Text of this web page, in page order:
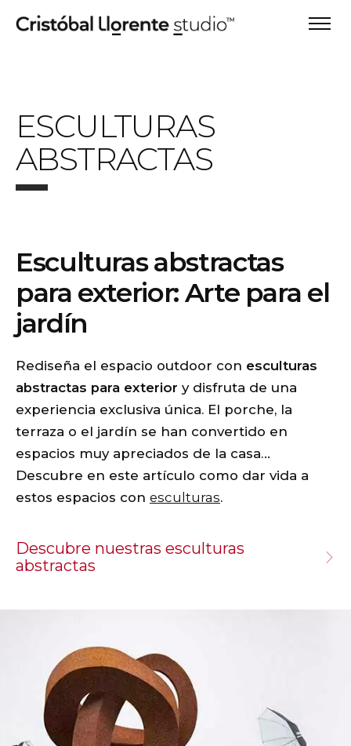
ESCULTURAS
ABSTRACTAS
Esculturas abstractas
para exterior: Arte para el
jardín
Rediseña el espacio outdoor con esculturas
abstractas para exterior y disfruta de una
experiencia exclusiva única. El porche, la
terraza o el jardín se han convertido en
espacios muy apreciados de la casa…
Descubre en este artículo como dar vida a
estos espacios con esculturas.
Descubre nuestras esculturas
abstractas